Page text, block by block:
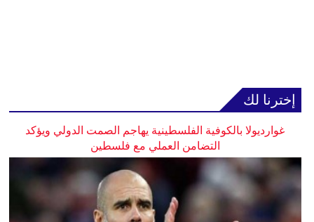
إخترنا لك
غوارديولا بالكوفية الفلسطينية يهاجم الصمت الدولي ويؤكد
التضامن العملي مع فلسطين